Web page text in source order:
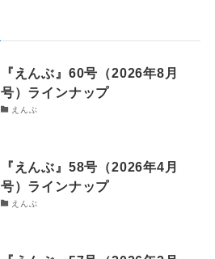
『えんぶ』60号（2026年8月
号）ラインナップ
えんぶ
『えんぶ』58号（2026年4月
号）ラインナップ
えんぶ